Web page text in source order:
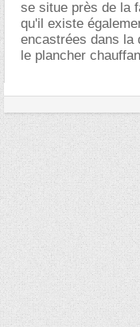
se situe près de la
qu'il existe
encastrées dans la
le plancher